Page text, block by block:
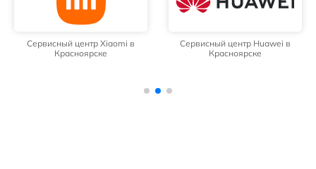
Сервисный центр Xiaomi в
Красноярске
Сервисный центр Huawei в
Красноярске